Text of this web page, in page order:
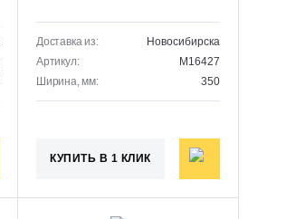
Доставка из:
Новосибирска
Артикул:
M16427
Ширина, мм:
350
КУПИТЬ В 1 КЛИК